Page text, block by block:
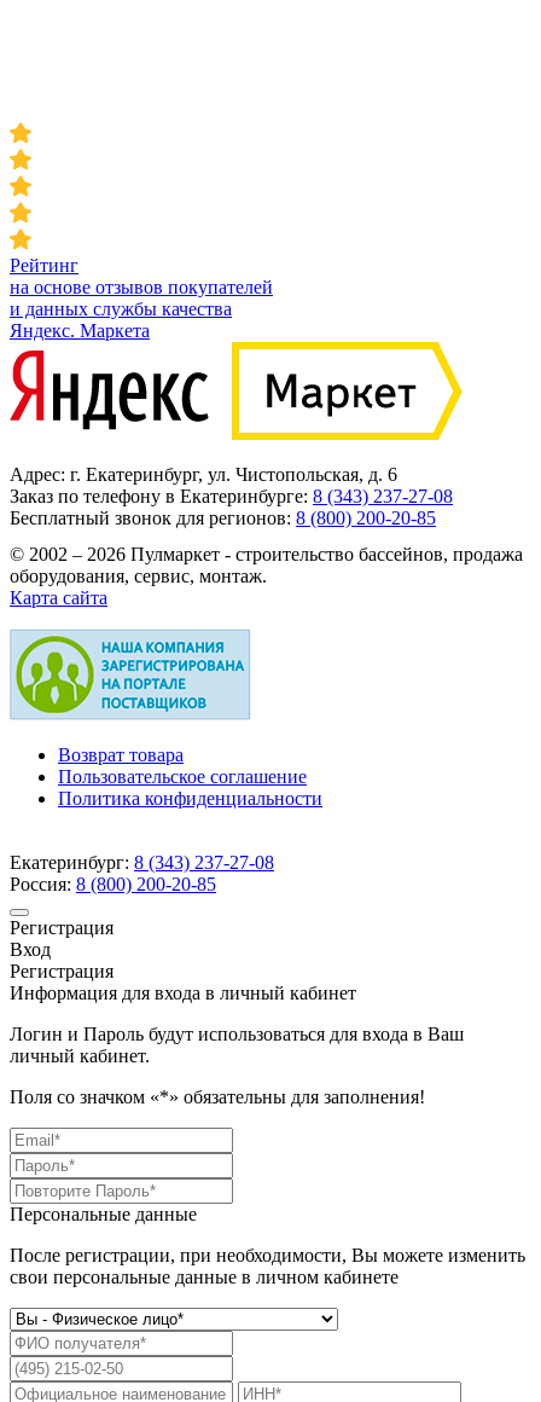
Рейтинг
на основе отзывов покупателей
и данных службы качества
Яндекс. Маркета
Адрес: г. Екатеринбург, ул. Чистопольская, д. 6
Заказ по телефону в Екатеринбурге: 8 (343) 237-27-08
Бесплатный звонок для регионов: 8 (800) 200-20-85
© 2002 – 2026 Пулмаркет - строительство бассейнов, продажа
оборудования, сервис, монтаж.
Карта сайта
Возврат товара
Пользовательское соглашение
Политика конфиденциальности
Екатеринбург: 8 (343) 237-27-08
Россия: 8 (800) 200-20-85
Регистрация
Вход
Регистрация
Информация для входа в личный кабинет
Логин и Пароль будут использоваться для входа в Ваш
личный кабинет.
Поля со значком «*» обязательны для заполнения!
Персональные данные
После регистрации, при необходимости, Вы можете изменить
свои персональные данные в личном кабинете